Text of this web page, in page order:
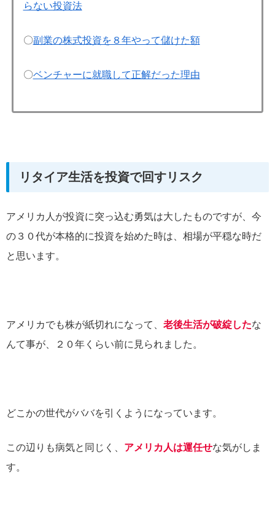
らない投資法
〇副業の株式投資を８年やって儲けた額
〇ベンチャーに就職して正解だった理由
リタイア生活を投資で回すリスク
アメリカ人が投資に突っ込む勇気は大したものですが、今
の３０代が本格的に投資を始めた時は、相場が平穏な時だ
と思います。
アメリカでも株が紙切れになって、 老後生活が破綻したな
んて事が、２０年くらい前に見られました。
どこかの世代がババを引くようになっています。
この辺りも病気と同じく、 アメリカ人は運任せな気がしま
す。